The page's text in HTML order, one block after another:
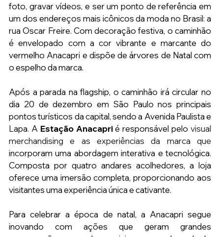
foto, gravar vídeos, e ser um ponto de referência em
um dos endereços mais icônicos da moda no Brasil: a
rua Oscar Freire. Com decoração festiva, o caminhão
é envelopado com a cor vibrante e marcante do
vermelho Anacapri e dispõe de árvores de Natal com
o espelho da marca.
Após a parada na flagship, o caminhão irá circular no
dia 20 de dezembro em São Paulo nos principais
pontos turísticos da capital, sendo a Avenida Paulista e
Lapa. A Estação Anacapri é responsável pelo visual
incorporam uma abordagem interativa e tecnológica.
Composta por quatro andares acolhedores, a loja
oferece uma imersão completa, proporcionando aos
visitantes uma experiência única e cativante.
Para celebrar a época de natal, a Anacapri segue
inovando com ações que geram grandes